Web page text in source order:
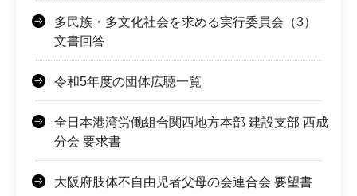
多民族・多文化社会を求める実行委員会（3）
文書回答
令和5年度の団体広聴一覧
全日本港湾労働組合関西地方本部 建設支部 西成
分会 要求書
大阪府肢体不自由児者父母の会連合会 要望書